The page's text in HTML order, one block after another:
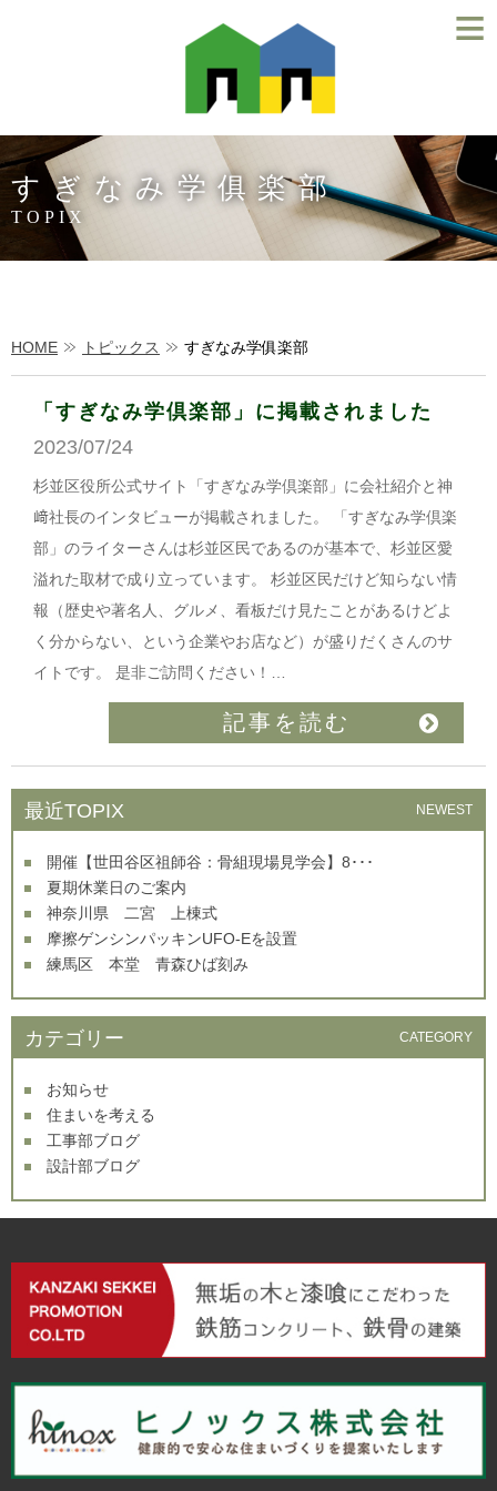
すぎなみ学俱楽部
TOPIX
HOME トピックス すぎなみ学俱楽部
「すぎなみ学倶楽部」に掲載されました
2023/07/24
杉並区役所公式サイト「すぎなみ学倶楽部」に会社紹介と神
﨑社長のインタビューが掲載されました。 「すぎなみ学倶楽
部」のライターさんは杉並区民であるのが基本で、杉並区愛
溢れた取材で成り立っています。 杉並区民だけど知らない情
報（歴史や著名人、グルメ、看板だけ見たことがあるけどよ
く分からない、という企業やお店など）が盛りだくさんのサ
イトです。 是非ご訪問ください！…
記事を読む
最近TOPIX NEWEST
開催【世田谷区祖師谷：骨組現場見学会】8･･･
夏期休業日のご案内
神奈川県 二宮 上棟式
摩擦ゲンシンパッキンUFO-Eを設置
練馬区 本堂 青森ひば刻み
カテゴリー CATEGORY
お知らせ
住まいを考える
工事部ブログ
設計部ブログ
≡